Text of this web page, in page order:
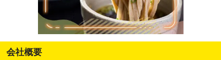
会社概要